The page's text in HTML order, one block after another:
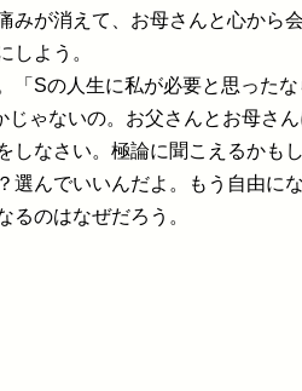
みが消えて、お母さんと心から
しよう。
「Sの人生に私が必要と思ったな
ゃないの。お父さんとお母さ
しなさい。極論に聞こえるかも
選んでいいんだよ。もう自由に
るのはなぜだろう。